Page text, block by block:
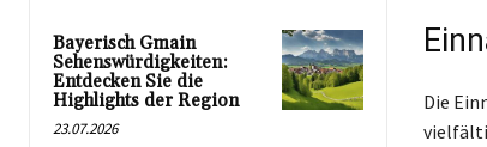
Bayerisch Gmain
Sehenswürdigkeiten:
Entdecken Sie die
Highlights der Region
23.07.2026
Die